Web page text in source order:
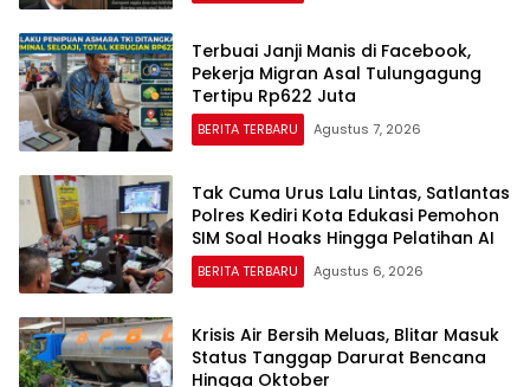
Terbuai Janji Manis di Facebook,
Pekerja Migran Asal Tulungagung
Tertipu Rp622 Juta
BERITA TERBARU Agustus 7, 2026
Tak Cuma Urus Lalu Lintas, Satlantas
Polres Kediri Kota Edukasi Pemohon
SIM Soal Hoaks Hingga Pelatihan AI
BERITA TERBARU Agustus 6, 2026
Krisis Air Bersih Meluas, Blitar Masuk
Status Tanggap Darurat Bencana
Hingga Oktober